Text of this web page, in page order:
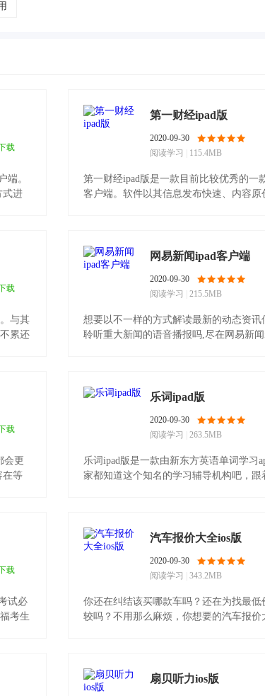
载
端。
式进
第一财经ipad版
2020-09-30
阅读学习
115.4MB
第一财经ipad版是一款目前比较优秀的一
客户端。软件以其信息发布快速、内容原
载
与其
累还
网易新闻ipad客户端
2020-09-30
阅读学习
215.5MB
想要以不一样的方式解读最新的动态资讯
聆听重大新闻的语音播报吗,尽在网易新
载
会更
在等
乐词ipad版
2020-09-30
阅读学习
263.5MB
乐词ipad版是一款由新东方英语单词学习
家都知道这个知名的学习辅导机构吧，跟
载
试必
考生
汽车报价大全ios版
2020-09-30
阅读学习
343.2MB
你还在纠结该买哪款车吗？还在为找最低
较吗？不用那么麻烦，你想要的汽车报价
扇贝听力ios版